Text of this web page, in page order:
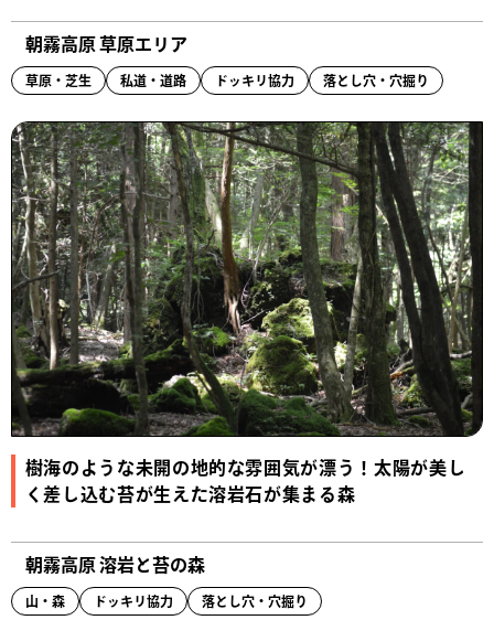
朝霧高原 草原エリア
草原・芝生 私道・道路 ドッキリ協力 落とし穴・穴掘り
樹海のような未開の地的な雰囲気が漂う！太陽が美し
く差し込む苔が生えた溶岩石が集まる森
朝霧高原 溶岩と苔の森
山・森 ドッキリ協力 落とし穴・穴掘り